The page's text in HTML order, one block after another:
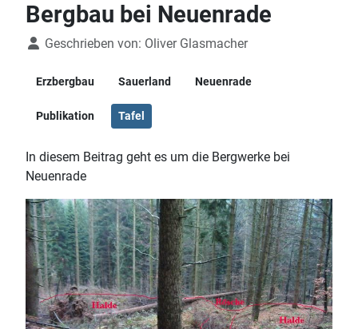
Bergbau bei Neuenrade
DetailsGeschrieben von: Oliver Glasmacher
Erzbergbau Sauerland Neuenrade
Publikation Tafel
In diesem Beitrag geht es um die Bergwerke bei
Neuenrade